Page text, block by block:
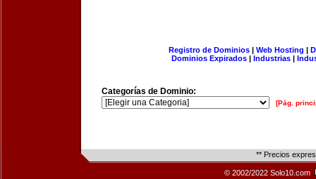
Registro de Dominios| Web Hosting |
Dominios Expirados | Industrias |
Categorías de Dominio:
[Pág.
** Precios
© 2002/2022 Solo10.com